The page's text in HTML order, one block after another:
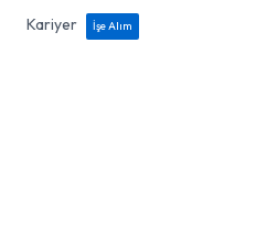
Kariyer
İşe Alım